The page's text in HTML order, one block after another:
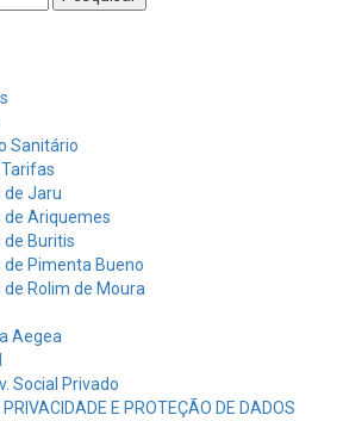
Sanitário
Tarifas
de Jaru
de Ariquemes
de Buritis
de Pimenta Bueno
de Rolim de Moura
Aegea
Social Privado
PRIVACIDADE E PROTEÇÃO DE DADOS